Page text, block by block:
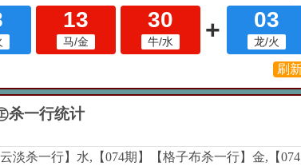
杀一行统计
淡杀一行】水,【074期】【格子布杀一行】金,【074